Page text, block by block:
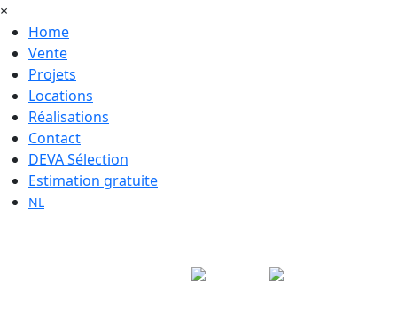
×
Home
Vente
Projets
Locations
Réalisations
Contact
DEVA Sélection
Estimation gratuite
NL